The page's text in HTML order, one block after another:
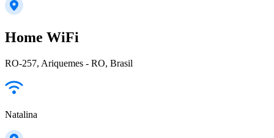
Home WiFi
RO-257, Ariquemes - RO, Brasil
Natalina